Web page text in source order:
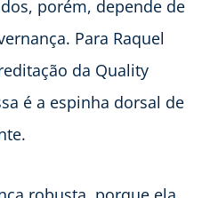
porém, depende de
Para Raquel
da Quality
é a espinha dorsal de